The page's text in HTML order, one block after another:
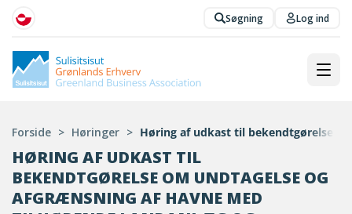
Søgning Log ind
Forside > Høringer > Høring af udkast til bekendtgørelse
HØRING AF UDKAST TIL
BEKENDTGØRELSE OM UNDTAGELSE OG
AFGRÆNSNING AF HAVNE MED